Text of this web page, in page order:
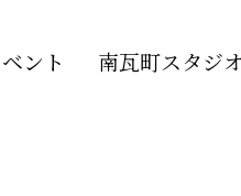
ント 南瓦町スタジ